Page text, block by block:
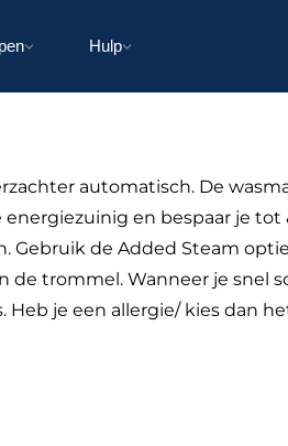
Hulp
automatisch. De
en bespaar je
Gebruik de Added Steam
trommel. Wanneer je snel
je een allergie/ kies dan